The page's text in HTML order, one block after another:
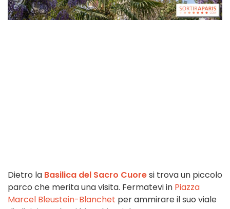
Dietro la Basilica del Sacro Cuoresi trova un piccolo
parco che merita una visita. Fermatevi in Piazza
Marcel Bleustein-Blanchet per ammirare il suo viale